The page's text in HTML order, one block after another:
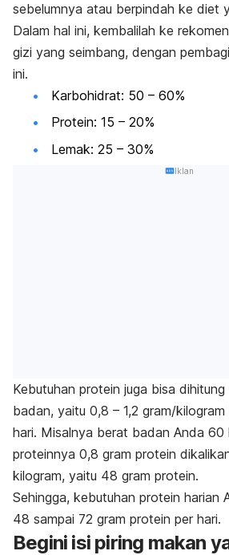
sebelumnya atau berpindah ke diet
Dalam hal ini, kembalilah ke
gizi yang seimbang, dengan
ini.
Karbohidrat: 50 – 60%
Protein: 15 – 20%
Lemak: 25 – 30%
Iklan
Kebutuhan protein juga bisa
badan, yaitu 0,8 – 1,2 gram/
hari. Misalnya berat badan Anda 60
proteinnya 0,8 gram protein
kilogram, yaitu 48 gram protein.
Sehingga, kebutuhan protein harian
48 sampai 72 gram protein per hari.
Begini isi piring makan